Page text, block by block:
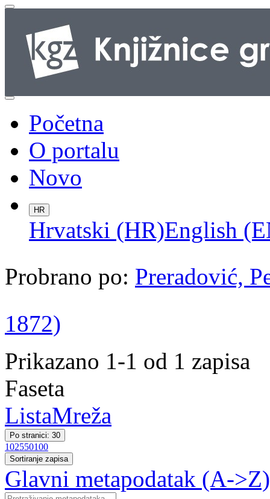
Početna
O portalu
Novo
HR
Hrvatski (HR)English
Probrano po: Preradović,
1872)
Prikazano 1-1 od 1 zapisa
Faseta
ListaMreža
Po stranici: 30
102550100
Sortiranje zapisa
Glavni metapodatak (A->Z)